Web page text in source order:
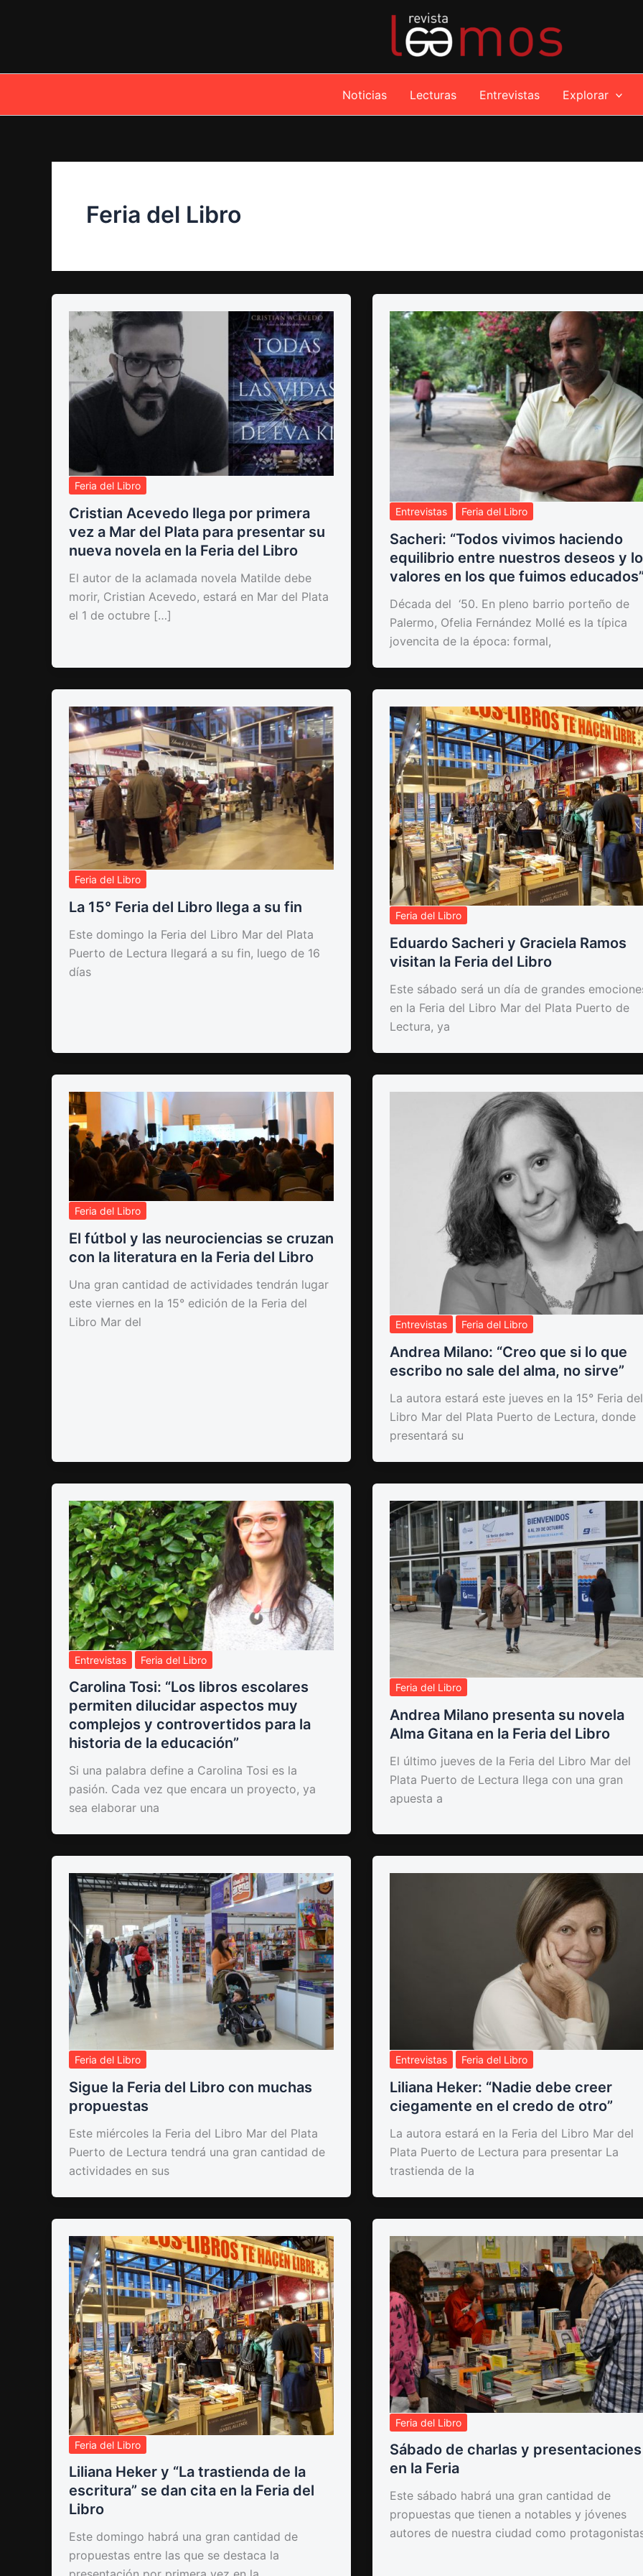
Noticias Lecturas Entrevistas Explorar
Feria del Libro
Feria del Libro
Cristian Acevedo llega por primera
vez a Mar del Plata para presentar su
nueva novela en la Feria del Libro
El autor de la aclamada novela Matilde debe
morir, Cristian Acevedo, estará en Mar del Plata
el 1 de octubre […]
Entrevistas Feria del Libro
Sacheri: “Todos vivimos haciendo
equilibrio entre nuestros deseos y
valores en los que fuimos
Década del ‘50. En pleno barrio porteño de
Palermo, Ofelia Fernández Mollé es la típica
jovencita de la época: formal,
Feria del Libro
La 15° Feria del Libro llega a su fin
Este domingo la Feria del Libro Mar del Plata
Puerto de Lectura llegará a su fin, luego de 16
días
Feria del Libro
Eduardo Sacheri y Graciela Ramos
visitan la Feria del Libro
Este sábado será un día de grandes
en la Feria del Libro Mar del Plata Puerto de
Lectura, ya
Feria del Libro
El fútbol y las neurociencias se cruzan
con la literatura en la Feria del Libro
Una gran cantidad de actividades tendrán lugar
este viernes en la 15° edición de la Feria del
Libro Mar del
Entrevistas Feria del Libro
Andrea Milano: “Creo que si lo que
escribo no sale del alma, no sirve”
La autora estará este jueves en la 15° Feria del
Libro Mar del Plata Puerto de Lectura, donde
presentará su
Entrevistas Feria del Libro
Carolina Tosi: “Los libros escolares
permiten dilucidar aspectos muy
complejos y controvertidos para la
historia de la educación”
Si una palabra define a Carolina Tosi es la
pasión. Cada vez que encara un proyecto, ya
sea elaborar una
Feria del Libro
Andrea Milano presenta su novela
Alma Gitana en la Feria del Libro
El último jueves de la Feria del Libro Mar del
Plata Puerto de Lectura llega con una gran
apuesta a
Feria del Libro
Sigue la Feria del Libro con muchas
propuestas
Este miércoles la Feria del Libro Mar del Plata
Puerto de Lectura tendrá una gran cantidad de
actividades en sus
Entrevistas Feria del Libro
Liliana Heker: “Nadie debe creer
ciegamente en el credo de otro”
La autora estará en la Feria del Libro Mar del
Plata Puerto de Lectura para presentar La
trastienda de la
Feria del Libro
Liliana Heker y “La trastienda de la
escritura” se dan cita en la Feria del
Libro
Este domingo habrá una gran cantidad de
propuestas entre las que se destaca la
Feria del Libro
Sábado de charlas y presentaciones
en la Feria
Este sábado habrá una gran cantidad de
propuestas que tienen a notables y jóvenes
autores de nuestra ciudad como